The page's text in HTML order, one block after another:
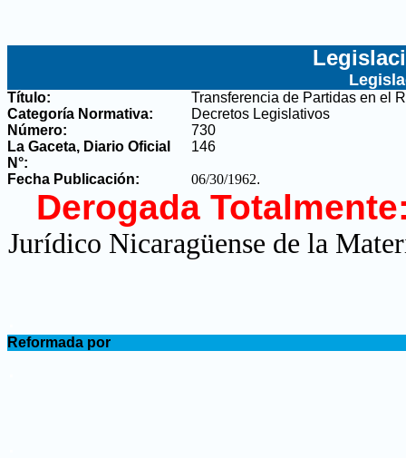
Título:
Transferencia de Partidas en el
Categoría Normativa:
Decretos Legislativos
Número:
730
La Gaceta, Diario Oficial
N°:
146
Fecha Publicación: 06/30/1962.
Derogada
Jurídico Nicaragüense de la
Reformada por